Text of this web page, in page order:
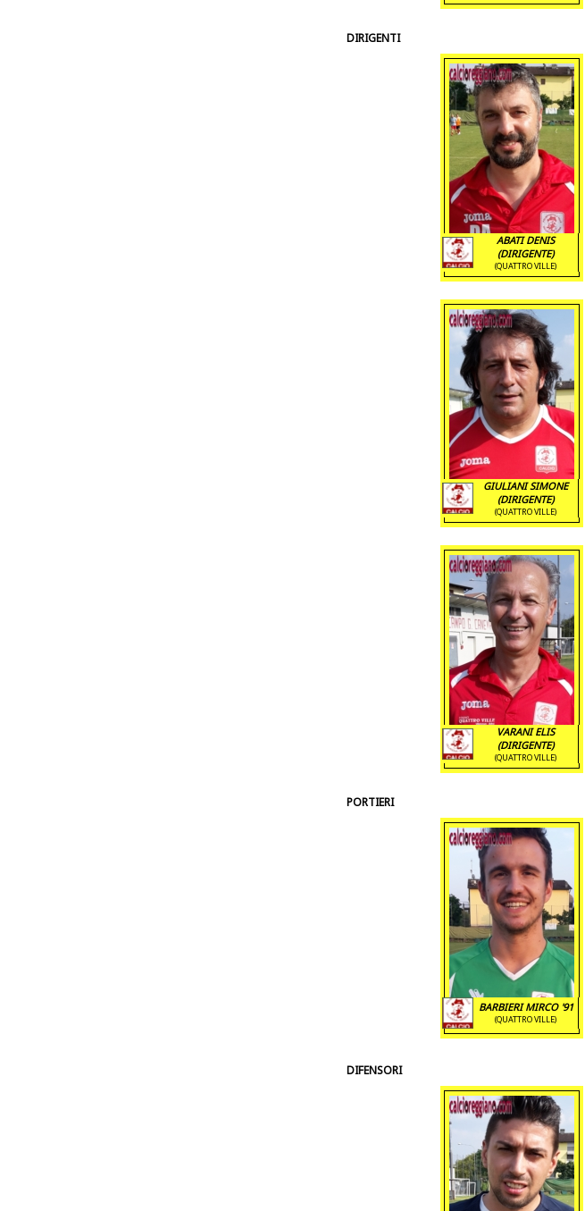
DIRIGENTI
ABATI DENIS
(DIRIGENTE)
(QUATTRO VILLE)
GIULIANI SIMONE
(DIRIGENTE)
(QUATTRO VILLE)
VARANI ELIS
(DIRIGENTE)
(QUATTRO VILLE)
PORTIERI
BARBIERI MIRCO '91
(QUATTRO VILLE)
DIFENSORI